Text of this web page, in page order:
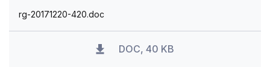
rg-20171220-420.doc
DOC, 40 KB